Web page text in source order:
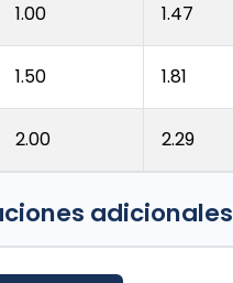
1.00 1.47
1.50 1.81
2.00 2.29
adicionales